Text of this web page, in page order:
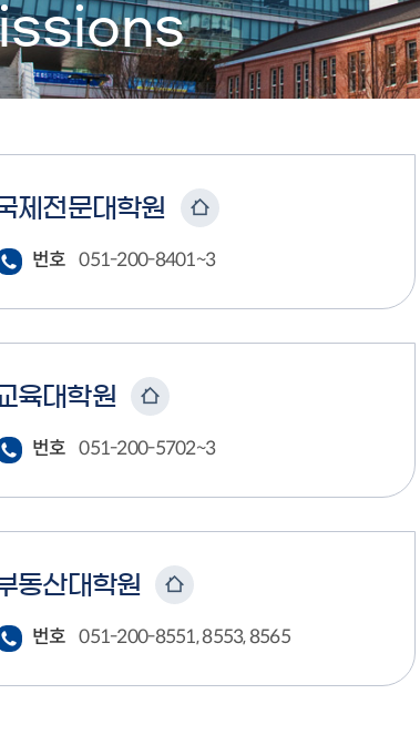
제전문대학원
번호 051-200-8401~3
교육대학원
번호 051-200-5702~3
동산대학원
번호 051-200-8551, 8553, 8565